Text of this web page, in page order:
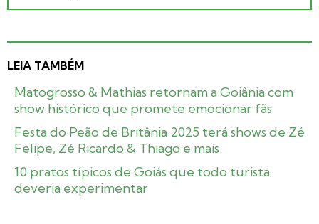
LEIA TAMBÉM
Matogrosso & Mathias retornam a Goiânia com
show histórico que promete emocionar fãs
Festa do Peão de Britânia 2025 terá shows de Zé
Felipe, Zé Ricardo & Thiago e mais
10 pratos típicos de Goiás que todo turista
deveria experimentar